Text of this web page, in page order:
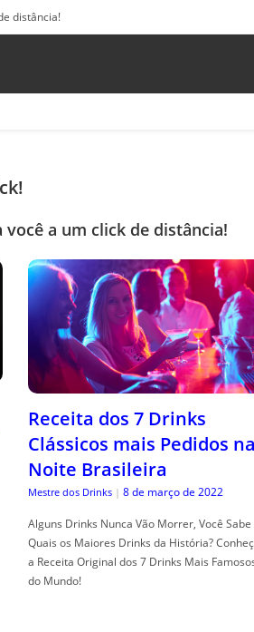
distância!
a um click de distância!
Receita dos 7 Drinks
Clássicos mais Pedidos
Noite Brasileira
Mestre dos Drinks | 8 de março de 2022
Alguns Drinks Nunca Vão Morrer, Você Sabe
Quais os Maiores Drinks da História?
a Receita Original dos 7 Drinks Mais
do Mundo!